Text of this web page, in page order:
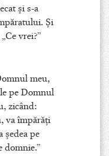
şi s-a
Şi
vrei?”
meu,
pe Domnul
zicând:
va împărăţi
şedea pe
domnie.”